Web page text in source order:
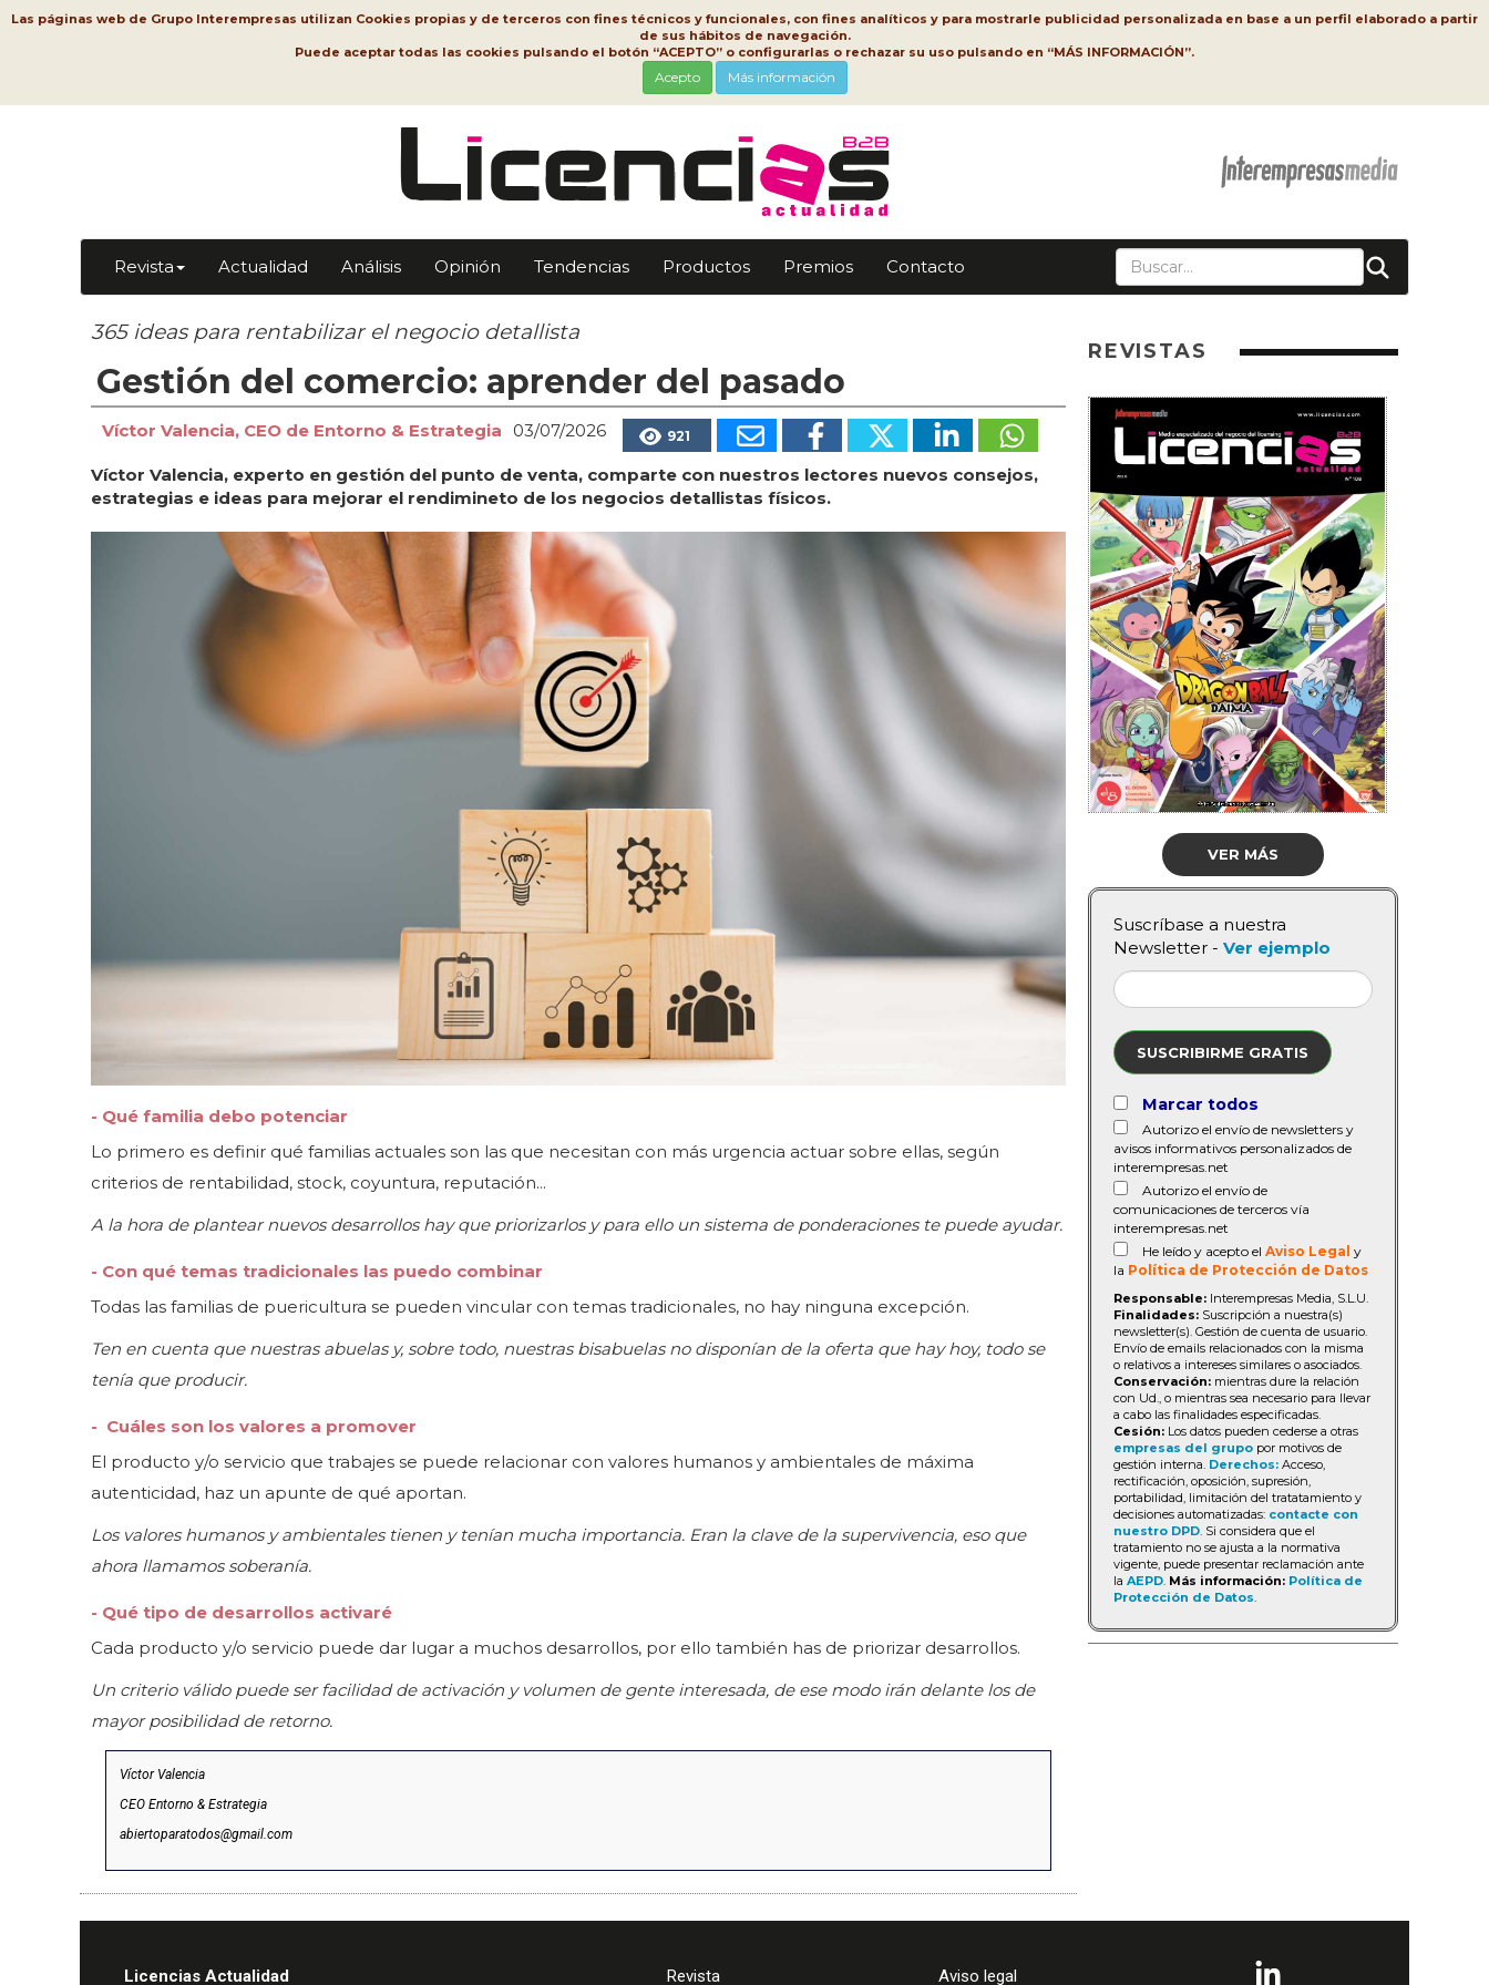
Las páginas web de Grupo Interempresas utilizan Cookies propias y de terceros con fines técnicos y funcionales, con fines analíticos y para mostrarle publicidad personalizada en base a un perfil elaborado a partir
de sus hábitos de navegación.
Puede aceptar todas las cookies pulsando el botón “ACEPTO” o configurarlas o rechazar su uso pulsando en “MÁS INFORMACIÓN”.
Acepto Más información
Revista Actualidad Análisis Opinión Tendencias Productos Premios Contacto
365 ideas para rentabilizar el negocio detallista
Gestión del comercio: aprender del pasado
Víctor Valencia, CEO de Entorno & Estrategia 03/07/2026 921
Víctor Valencia, experto en gestión del punto de venta, comparte con nuestros lectores nuevos consejos,
estrategias e ideas para mejorar el rendimineto de los negocios detallistas físicos.
- Qué familia debo potenciar
Lo primero es definir qué familias actuales son las que necesitan con más urgencia actuar sobre ellas, según
criterios de rentabilidad, stock, coyuntura, reputación...
A la hora de plantear nuevos desarrollos hay que priorizarlos y para ello un sistema de ponderaciones te puede ayudar.
- Con qué temas tradicionales las puedo combinar
Todas las familias de puericultura se pueden vincular con temas tradicionales, no hay ninguna excepción.
Ten en cuenta que nuestras abuelas y, sobre todo, nuestras bisabuelas no disponían de la oferta que hay hoy, todo se
tenía que producir.
- Cuáles son los valores a promover
El producto y/o servicio que trabajes se puede relacionar con valores humanos y ambientales de máxima
autenticidad, haz un apunte de qué aportan.
Los valores humanos y ambientales tienen y tenían mucha importancia. Eran la clave de la supervivencia, eso que
ahora llamamos soberanía.
- Qué tipo de desarrollos activaré
Cada producto y/o servicio puede dar lugar a muchos desarrollos, por ello también has de priorizar desarrollos.
Un criterio válido puede ser facilidad de activación y volumen de gente interesada, de ese modo irán delante los de
mayor posibilidad de retorno.
Víctor Valencia
CEO Entorno & Estrategia
abiertoparatodos@gmail.com
REVISTAS
VER MÁS
Suscríbase a nuestra
Newsletter - Ver ejemplo
SUSCRIBIRME GRATIS
Marcar todos
Autorizo el envío de newsletters y
avisos informativos personalizados de
interempresas.net
Autorizo el envío de
comunicaciones de terceros vía
interempresas.net
He leído y acepto el Aviso Legal y
la Política de Protección de Datos
Responsable: Interempresas Media, S.L.U.
Finalidades: Suscripción a nuestra(s)
newsletter(s). Gestión de cuenta de usuario.
Envío de emails relacionados con la misma
o relativos a intereses similares o asociados.
Conservación: mientras dure la relación
con Ud., o mientras sea necesario para llevar
a cabo las finalidades especificadas.
Cesión: Los datos pueden cederse a otras
empresas del grupo por motivos de
gestión interna. Derechos: Acceso,
rectificación, oposición, supresión,
portabilidad, limitación del tratatamiento y
decisiones automatizadas: contacte con
nuestro DPD. Si considera que el
tratamiento no se ajusta a la normativa
vigente, puede presentar reclamación ante
la AEPD. Más información: Política de
Protección de Datos.
Licencias Actualidad Revista Aviso legal